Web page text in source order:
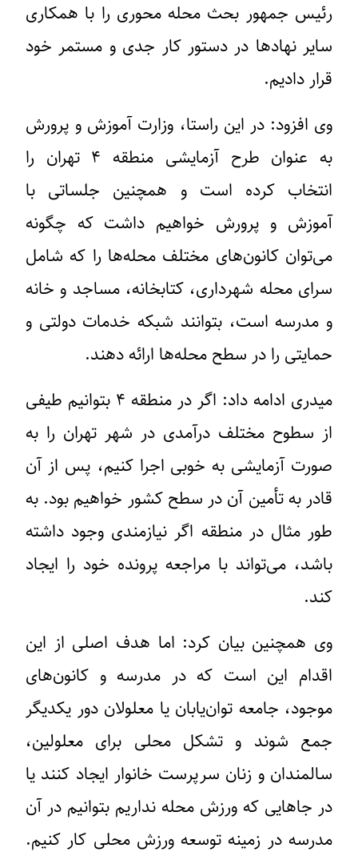
رئیس جمهور بحث محله محوری را با همکاری
سایر نهادها در دستور کار جدی و مستمر خود
قرار دادیم.
وی افزود: در این راستا، وزارت آموزش و پرورش
به عنوان طرح آزمایشی منطقه ۴ تهران را
انتخاب کرده است و همچنین جلساتی با
آموزش و پرورش خواهیم داشت که چگونه
می‌توان کانون‌های مختلف محله‌ها را که شامل
سرای محله شهرداری، کتابخانه، مساجد و خانه
و مدرسه است، بتوانند شبکه خدمات دولتی و
حمایتی را در سطح محله‌ها ارائه دهند.
میدری ادامه داد: اگر در منطقه ۴ بتوانیم طیفی
از سطوح مختلف درآمدی در شهر تهران را به
صورت آزمایشی به خوبی اجرا کنیم، پس از آن
قادر به تأمین آن در سطح کشور خواهیم بود. به
طور مثال در منطقه اگر نیازمندی وجود داشته
باشد، می‌تواند با مراجعه پرونده خود را ایجاد
کند.
وی همچنین بیان کرد: اما هدف اصلی از این
اقدام این است که در مدرسه و کانون‌های
موجود، جامعه توان‌یابان یا معلولان دور یکدیگر
جمع شوند و تشکل محلی برای معلولین،
سالمندان و زنان سرپرست خانوار ایجاد کنند یا
در جاهایی که ورزش محله نداریم بتوانیم در آن
مدرسه در زمینه توسعه ورزش محلی کار کنیم.